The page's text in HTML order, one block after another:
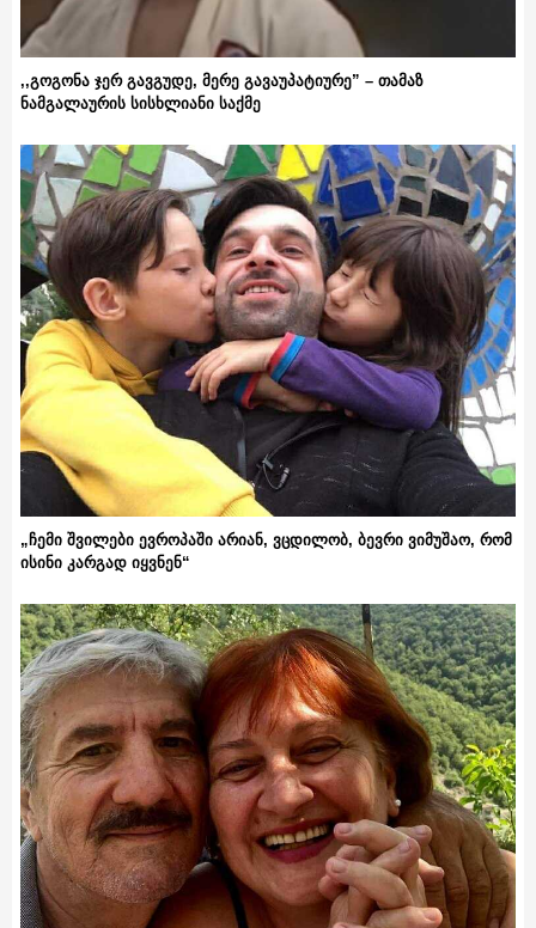
,,გოგონა ჯერ გავგუდე, მერე გავაუპატიურე” – თამაზ
ნამგალაურის სისხლიანი საქმე
„ჩემი შვილები ევროპაში არიან, ვცდილობ, ბევრი ვიმუშაო, რომ
ისინი კარგად იყვნენ“